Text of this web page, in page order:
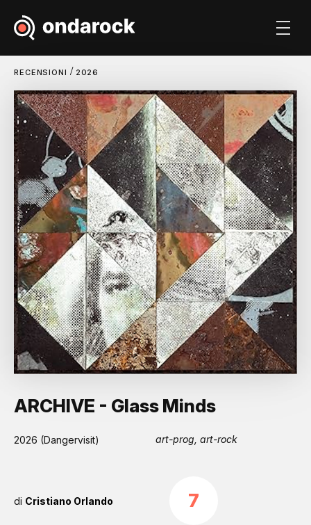
RECENSIONI / 2026
ARCHIVE - Glass Minds
2026 (Dangervisit) art-prog, art-rock
di Cristiano Orlando 7